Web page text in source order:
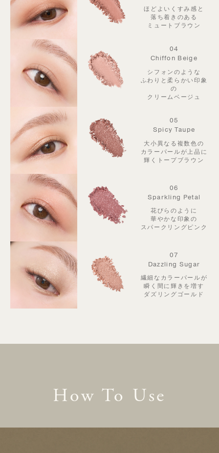
ほどよいくすみ感と
落ち着きのある
ミュートブラウン
04
Chiffon Beige
シフォンのような
ふわりと柔らかい印象
の
クリームベージュ
05
Spicy Taupe
大小異なる複数色の
カラーパールが上品に
輝くトープブラウン
06
Sparkling Petal
花びらのように
華やかな印象の
スパークリングピンク
07
Dazzling Sugar
繊細なカラーパールが
瞬く間に輝きを増す
ダズリングゴールド
How To Use